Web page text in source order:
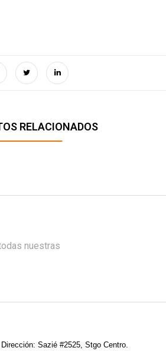
RELACIONADOS
nuestras
Dirección: Sazié #2525, Stgo Centro.